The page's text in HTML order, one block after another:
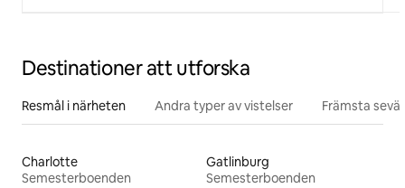
Destinationer att utforska
Resmål i närheten Andra typer av vistelser Främsta
Charlotte
Semesterboenden
Gatlinburg
Semesterboenden